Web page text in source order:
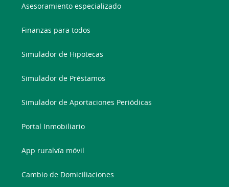
Asesoramiento especializado
Finanzas para todos
Simulador de Hipotecas
Simulador de Préstamos
Simulador de Aportaciones Periódicas
Portal Inmobiliario
App ruralvía móvil
Cambio de Domiciliaciones